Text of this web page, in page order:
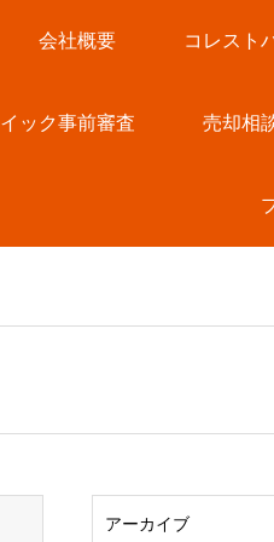
会社概要 コレスト
ック事前審査 売却相